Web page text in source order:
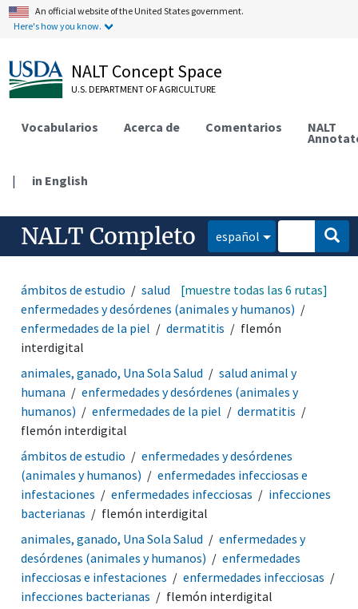
An official website of the United States government.
Here's how you know.
NALT Concept Space
U.S. DEPARTMENT OF AGRICULTURE
Vocabularios Acerca de Comentarios NALT
| in English
NALT Completo español
ámbitos de estudio
salud animal y humana
enfermedades y desórdenes (animales y humanos)
enfermedades de la piel
dermatitis
flemón
interdigital
[muestre todas las 6 rutas]
animales, ganado, Una Sola Salud
salud animal y
humana
enfermedades y desórdenes (animales y
humanos)
enfermedades de la piel
dermatitis
flemón interdigital
ámbitos de estudio
enfermedades y desórdenes
(animales y humanos)
enfermedades infecciosas e
infestaciones
enfermedades infecciosas
infecciones
bacterianas
flemón interdigital
animales, ganado, Una Sola Salud
enfermedades y
desórdenes (animales y humanos)
enfermedades
infecciosas e infestaciones
enfermedades infecciosas
infecciones bacterianas
flemón interdigital